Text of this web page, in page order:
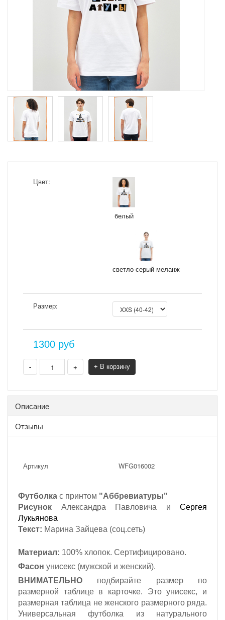
Цвет:
белый
светло-серый меланж
Размер:
1300 руб
- + + В корзину
Описание
Отзывы
Артикул WFG016002
Футболка с принтом "Аббревиатуры"
Рисунок
Александра Павловича и Сергея
Лукьянова
Текст: Марина Зайцева (соц.сеть)
Материал: 100% хлопок. Сертифицировано.
Фасон унисекс (мужской и женский).
ВНИМАТЕЛЬНО подбирайте размер по
размерной таблице в карточке. Это унисекс, и
размерная таблица не женского размерного ряда.
Универсальная футболка из натурального